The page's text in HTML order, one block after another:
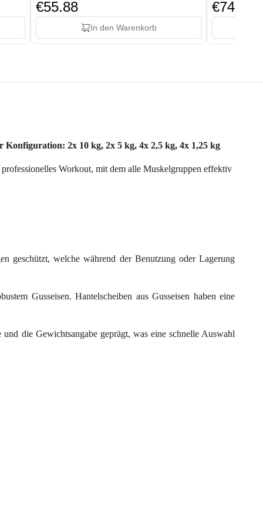
€55.88
In den Warenkorb
€74.88
Konfiguration: 2x 10 kg, 2x 5 kg, 4x 2,5 kg, 4x 1,25 kg
Workout, mit dem alle Muskelgruppen effektiv
geschützt, welche während der Benutzung oder Lagerung
Gusseisen. Hantelscheiben aus Gusseisen haben eine
die Gewichtsangabe geprägt, was eine schnelle Auswahl